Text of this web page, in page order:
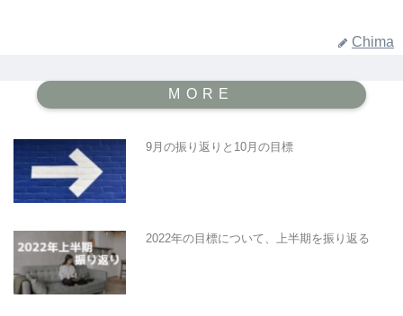
Chima
9月の振り返りと10月の目標
2022年の目標について、上半期を振り返る